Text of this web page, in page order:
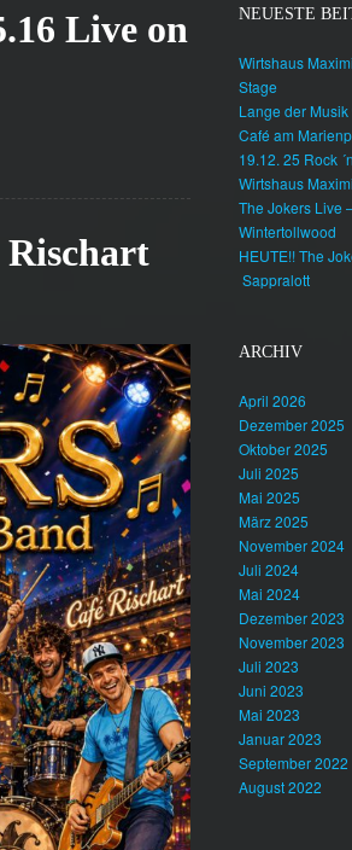
Live on
Rischart
NEUESTE
Wirtshaus
Stage
Lange der
Café am
19.12. 25 Rock
Wirtshaus
The Jokers Live
Wintertollwood
HEUTE!! The
Sappralott
ARCHIV
April 2026
Dezember 2025
Oktober 2025
Juli 2025
Mai 2025
März 2025
November 2024
Juli 2024
Mai 2024
Dezember 2023
November 2023
Juli 2023
Juni 2023
Mai 2023
Januar 2023
September 2022
August 2022